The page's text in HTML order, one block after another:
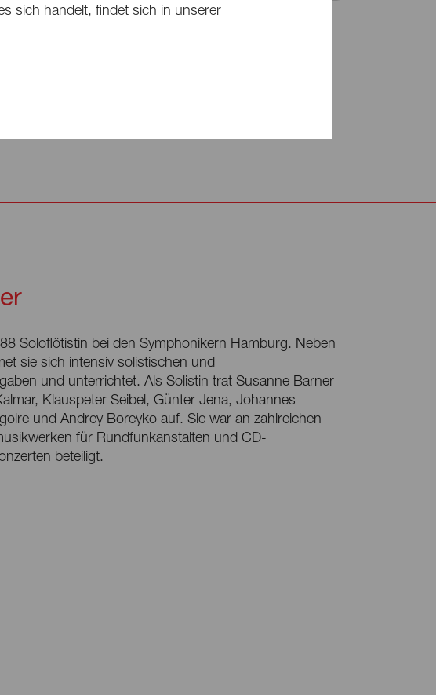
für die gemeinnützige Kunstorganisation
Soloflötistin bei den Symphonikern Hamburg. Neben
sie sich intensiv solistischen und
und unterrichtet. Als Solistin trat Susanne Barner
Klauspeter Seibel, Günter Jena, Johannes
und Andrey Boreyko auf. Sie war an zahlreichen
für Rundfunkanstalten und CD-
beteiligt.
sich handelt, findet sich in unserer